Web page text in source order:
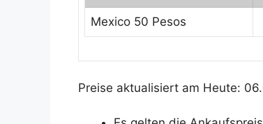
Mexico 50 Pesos
Preise aktualisiert am Heute: